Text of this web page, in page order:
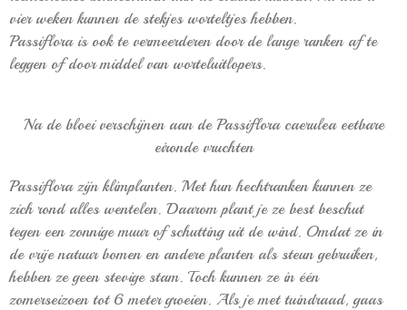
vier weken kunnen de stekjes worteltjes hebben.
Passiflora is ook te vermeerderen door de lange ranken af te
leggen of door middel van worteluitlopers.
Na de bloei verschijnen aan de Passiflora caerulea eetbare
eironde vruchten
Passiflora zijn klimplanten. Met hun hechtranken kunnen ze
zich rond alles wentelen. Daarom plant je ze best beschut
tegen een zonnige muur of schutting uit de wind. Omdat ze in
de vrije natuur bomen en andere planten als steun gebruiken,
hebben ze geen stevige stam. Toch kunnen ze in één
zomerseizoen tot 6 meter groeien. Als je met tuindraad, gaas